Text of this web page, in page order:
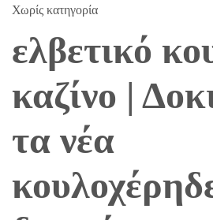
Χωρίς κατηγορία
ελβετικό
καζίνο |
τα νέα